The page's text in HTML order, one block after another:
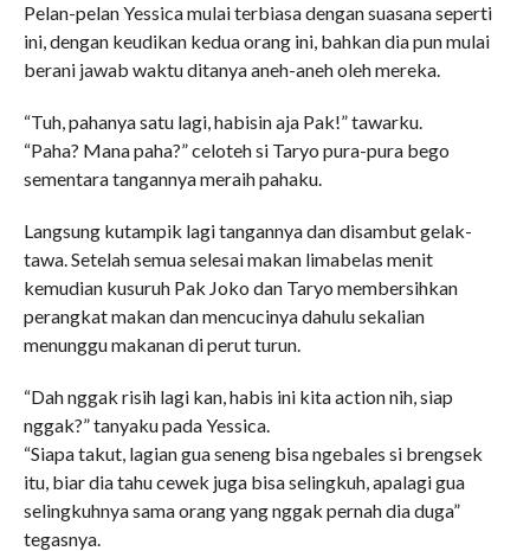
Pelan-pelan Yessica mulai terbiasa dengan suasana seperti
ini, dengan keudikan kedua orang ini, bahkan dia pun mulai
berani jawab waktu ditanya aneh-aneh oleh mereka.
“Tuh, pahanya satu lagi, habisin aja Pak!” tawarku.
“Paha? Mana paha?” celoteh si Taryo pura-pura bego
sementara tangannya meraih pahaku.
Langsung kutampik lagi tangannya dan disambut gelak-
tawa. Setelah semua selesai makan limabelas menit
kemudian kusuruh Pak Joko dan Taryo membersihkan
perangkat makan dan mencucinya dahulu sekalian
menunggu makanan di perut turun.
“Dah nggak risih lagi kan, habis ini kita action nih, siap
nggak?” tanyaku pada Yessica.
“Siapa takut, lagian gua seneng bisa ngebales si brengsek
itu, biar dia tahu cewek juga bisa selingkuh, apalagi gua
selingkuhnya sama orang yang nggak pernah dia duga”
tegasnya.